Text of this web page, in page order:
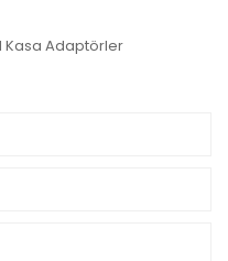
Kasa Adaptörler